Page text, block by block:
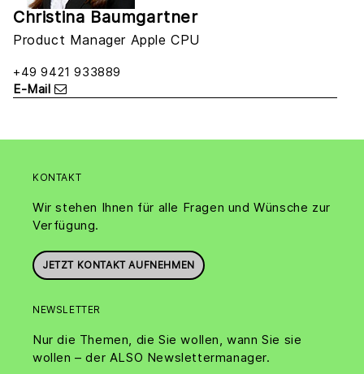
Christina Baumgartner
Product Manager Apple CPU
+49 9421 933889
E-Mail
KONTAKT
Wir stehen Ihnen für alle Fragen und Wünsche zur
Verfügung.
JETZT KONTAKT AUFNEHMEN
NEWSLETTER
Nur die Themen, die Sie wollen, wann Sie sie
wollen – der ALSO Newslettermanager.